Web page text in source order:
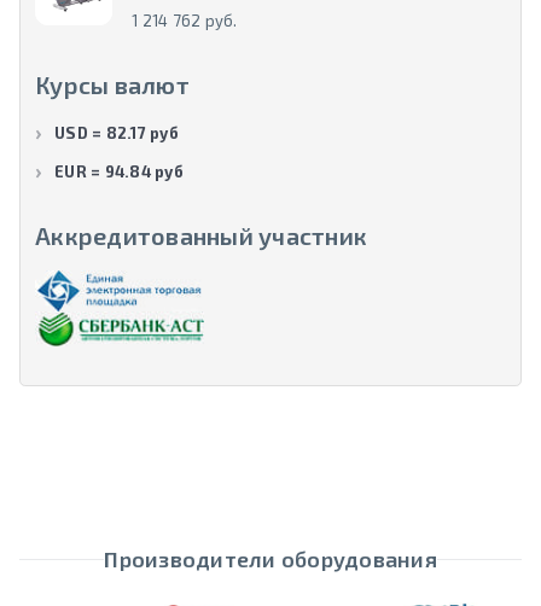
1 214 762 руб.
Курсы валют
USD = 82.17 руб
EUR = 94.84 руб
Аккредитованный участник
Производители оборудования